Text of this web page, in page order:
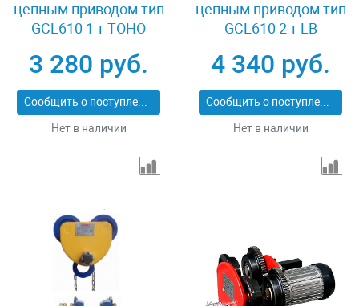
цепным приводом тип
GCL610 1 т TOHO
3 280 руб.
Сообщить о поступлении
Нет в наличии
цепным приводом тип
GCL610 2 т LB
4 340 руб.
Сообщить о поступлении
Нет в наличии